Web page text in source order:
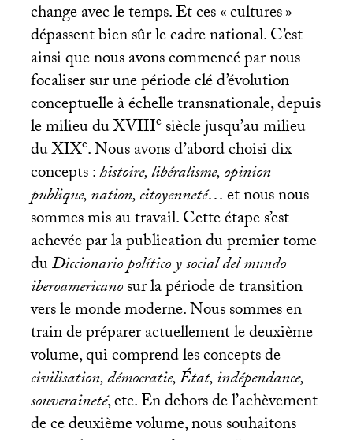
change avec le temps. Et ces «cultures»
dépassent bien sûr le cadre national. C’est
ainsi que nous avons commencé par nous
focaliser sur une période clé d’évolution
conceptuelle à échelle transnationale, depuis
le milieu duXVIIIesiècle jusqu’au milieu
duXIXe. Nous avons d’abord choisi dix
concepts :histoire, libéralisme, opinion
publique, nation, citoyenneté… et nous nous
sommes mis au travail. Cette étape s’est
achevée par la publication du premier tome
duDiccionario político y social del mundo
iberoamericanosur la période de transition
vers le monde moderne. Nous sommes en
train de préparer actuellement le deuxième
volume, qui comprend les concepts de
civilisation, démocratie, État, indépendance,
souveraineté, etc. En dehors de l’achèvement
de ce deuxième volume, nous souhaitons